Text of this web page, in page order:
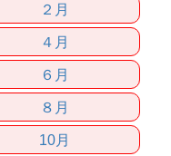
２月
４月
６月
８月
10月